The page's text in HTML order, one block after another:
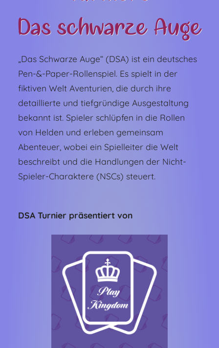
Das schwarze Auge
„Das Schwarze Auge“ (DSA) ist ein deutsches
Pen-&-Paper-Rollenspiel. Es spielt in der
fiktiven Welt Aventurien, die durch ihre
detaillierte und tiefgründige Ausgestaltung
bekannt ist. Spieler schlüpfen in die Rollen
von Helden und erleben gemeinsam
Abenteuer, wobei ein Spielleiter die Welt
beschreibt und die Handlungen der Nicht-
Spieler-Charaktere (NSCs) steuert.
DSA Turnier präsentiert von